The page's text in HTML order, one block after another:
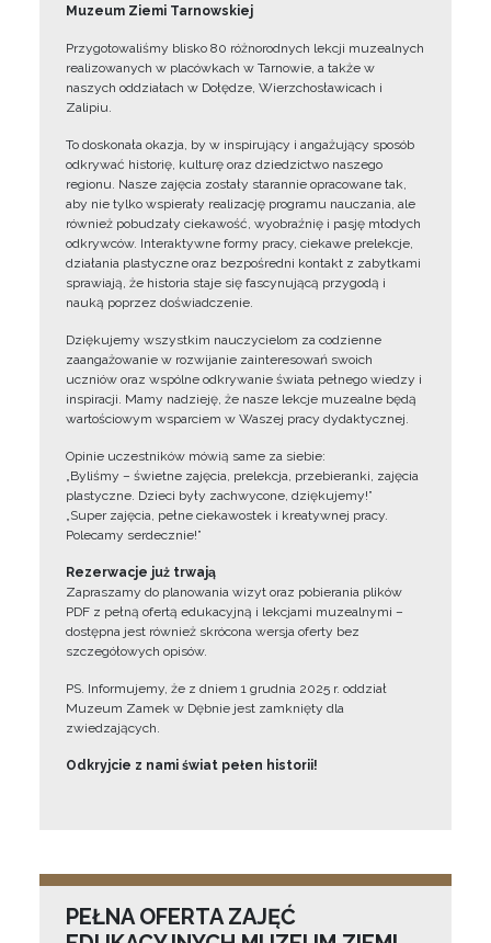
Muzeum Ziemi Tarnowskiej
Przygotowaliśmy blisko 80 różnorodnych lekcji muzealnych
realizowanych w placówkach w Tarnowie, a także w
naszych oddziałach w Dołędze, Wierzchosławicach i
Zalipiu.
To doskonała okazja, by w inspirujący i angażujący sposób
odkrywać historię, kulturę oraz dziedzictwo naszego
regionu. Nasze zajęcia zostały starannie opracowane tak,
aby nie tylko wspierały realizację programu nauczania, ale
również pobudzały ciekawość, wyobraźnię i pasję młodych
odkrywców. Interaktywne formy pracy, ciekawe prelekcje,
działania plastyczne oraz bezpośredni kontakt z zabytkami
sprawiają, że historia staje się fascynującą przygodą i
nauką poprzez doświadczenie.
Dziękujemy wszystkim nauczycielom za codzienne
zaangażowanie w rozwijanie zainteresowań swoich
uczniów oraz wspólne odkrywanie świata pełnego wiedzy i
inspiracji. Mamy nadzieję, że nasze lekcje muzealne będą
wartościowym wsparciem w Waszej pracy dydaktycznej.
Opinie uczestników mówią same za siebie:
„Byliśmy – świetne zajęcia, prelekcja, przebieranki, zajęcia
plastyczne. Dzieci były zachwycone, dziękujemy!”
„Super zajęcia, pełne ciekawostek i kreatywnej pracy.
Polecamy serdecznie!”
Rezerwacje już trwają
Zapraszamy do planowania wizyt oraz pobierania plików
PDF z pełną ofertą edukacyjną i lekcjami muzealnymi –
dostępna jest również skrócona wersja oferty bez
szczegółowych opisów.
PS. Informujemy, że z dniem 1 grudnia 2025 r. oddział
Muzeum Zamek w Dębnie jest zamknięty dla
zwiedzających.
Odkryjcie z nami świat pełen historii!
PEŁNA OFERTA ZAJĘĆ